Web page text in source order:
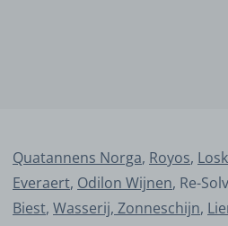
Quatannens Norga, Royos,
Everaert, Odilon Wijnen, Re-
Biest, Wasserij, Zonneschijn,